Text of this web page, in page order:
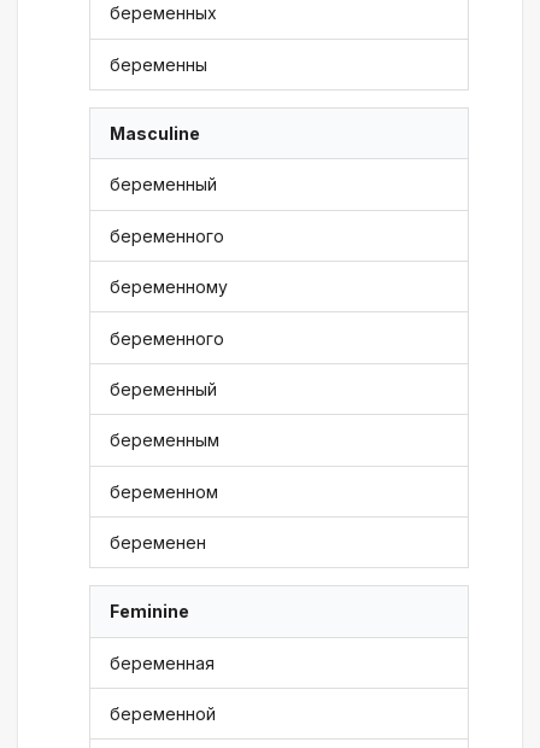
беременных
беременны
Masculine
беременный
беременного
беременному
беременного
беременный
беременным
беременном
беременен
Feminine
беременная
беременной